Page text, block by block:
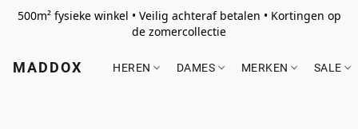
500m² fysieke winkel • Veilig achteraf betalen • Kortingen op
de zomercollectie
MADDOX HEREN DAMES MERKEN SALE